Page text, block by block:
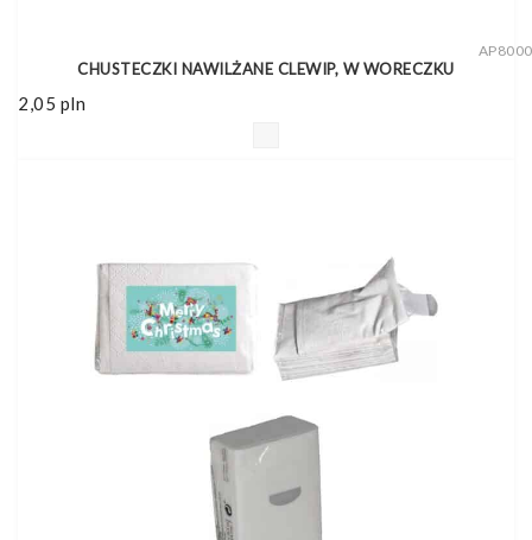
CHUSTECZKI NAWILŻANE CLEWIP, W WORECZKU
2,05 pln